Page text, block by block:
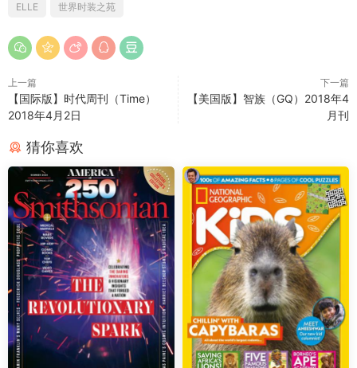
ELLE 世界时装之苑
上一篇
【国际版】时代周刊（Time）
2018年4月2日
下一篇
【美国版】智族（GQ）2018年4
月刊
猜你喜欢